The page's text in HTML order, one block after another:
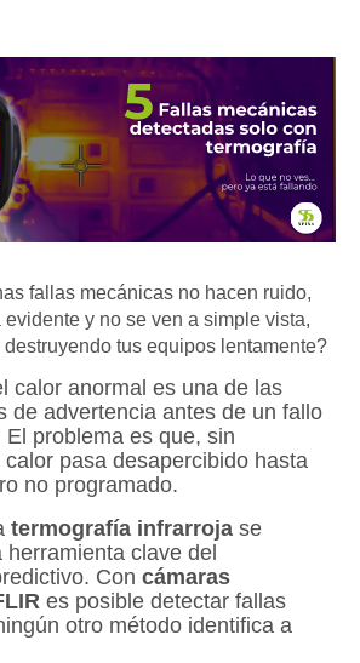
fallas mecánicas no hacen ruido,
y no se ven a simple vista,
tus equipos lentamente?
calor anormal es una de las
de advertencia antes de un fallo
problema es que, sin
pasa desapercibido hasta
no programado.
termografía infrarroja se
herramienta clave del
Con cámaras
es posible detectar fallas
otro método identifica a